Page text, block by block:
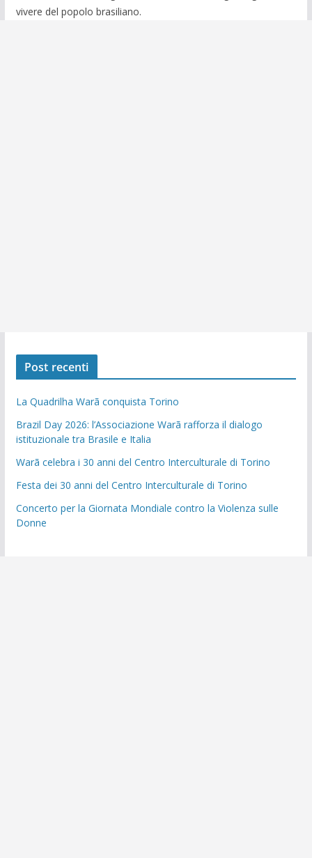
vivere del popolo brasiliano.
Post recenti
La Quadrilha Warã conquista Torino
Brazil Day 2026: l’Associazione Warã rafforza il dialogo
istituzionale tra Brasile e Italia
Warã celebra i 30 anni del Centro Interculturale di Torino
Festa dei 30 anni del Centro Interculturale di Torino
Concerto per la Giornata Mondiale contro la Violenza sulle
Donne